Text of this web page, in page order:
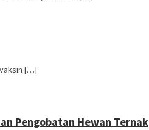
vaksin […]
Pengobatan Hewan Ternak